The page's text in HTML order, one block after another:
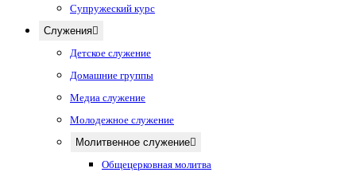
Супружеский курс
Служения
Детское служение
Домашние группы
Медиа служение
Молодежное служение
Молитвенное служение
Общецерковная молитва